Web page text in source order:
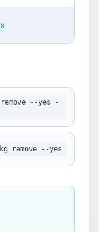
remove --yes -
remove --yes